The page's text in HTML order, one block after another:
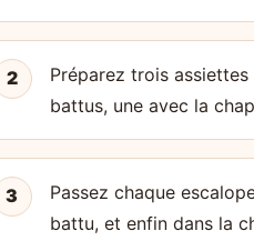
2
Préparez trois
battus, une avec la
3
Passez chaque
battu, et enfin dans la